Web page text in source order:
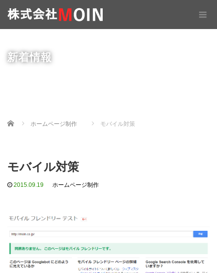
新着情報
Home ホームページ制作 モバイル対策
モバイル対策
2015.09.19 ホームページ制作